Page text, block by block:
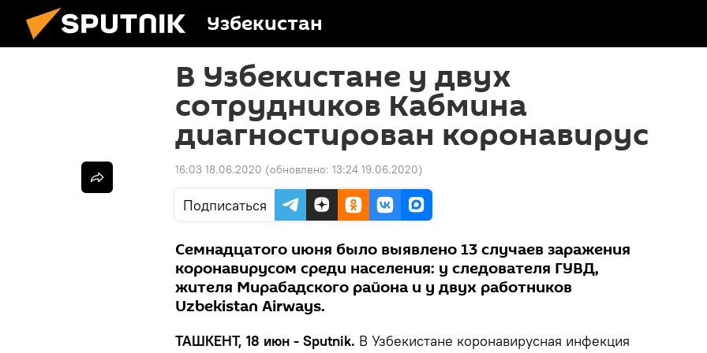
Узбекистан
В Узбекистане у двух
сотрудников Кабмина
диагностирован коронавирус
16:03 18.06.2020 (обновлено: 13:24 19.06.2020)
Подписаться
Семнадцатого июня было выявлено 13 случаев заражения
коронавирусом среди населения: у следователя ГУВД,
жителя Мирабадского района и у двух работников
Uzbekistan Airways.
ТАШКЕНТ, 18 июн - Sputnik. В Узбекистане коронавирусная инфекция